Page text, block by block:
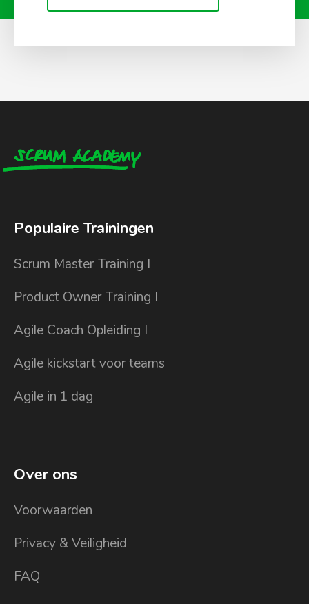
Populaire Trainingen
Scrum Master Training I
Product Owner Training I
Agile Coach Opleiding I
Agile kickstart voor teams
Agile in 1 dag
Over ons
Voorwaarden
Privacy & Veiligheid
FAQ